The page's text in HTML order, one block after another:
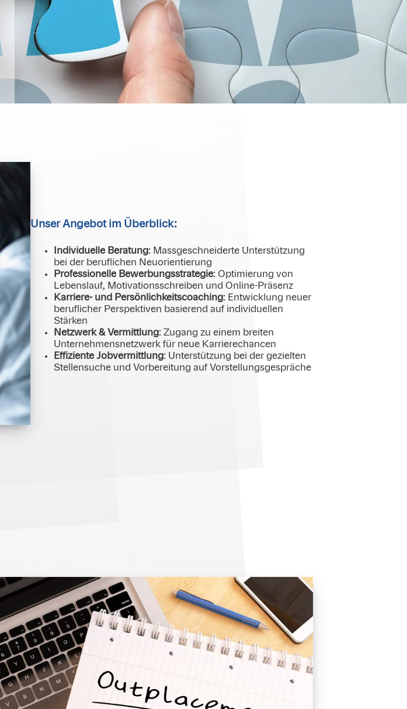
Unser Angebot im Überblick:
Individuelle Beratung: Massgeschneiderte Unterstützung
bei der beruflichen Neuorientierung
Professionelle Bewerbungsstrategie: Optimierung von
Lebenslauf, Motivationsschreiben und Online-Präsenz
Karriere- und Persönlichkeitscoaching: Entwicklung neuer
beruflicher Perspektiven basierend auf individuellen
Stärken
Netzwerk & Vermittlung: Zugang zu einem breiten
Unternehmensnetzwerk für neue Karrierechancen
Effiziente Jobvermittlung: Unterstützung bei der gezielten
Stellensuche und Vorbereitung auf Vorstellungsgespräche